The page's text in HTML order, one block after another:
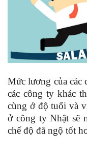
Mức lương của các
các công ty khác
cùng ở độ tuổi và
ở công ty Nhật sẽ
chế độ đã ngộ tốt